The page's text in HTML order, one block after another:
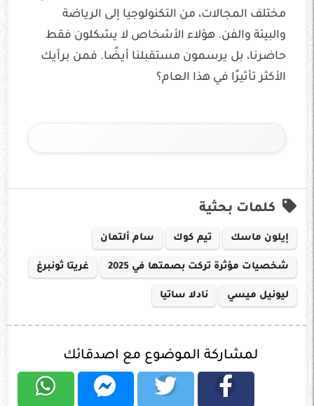
مختلف المجالات، من التكنولوجيا إلى الرياضة
والبيئة والفن. هؤلاء الأشخاص لا يشكلون فقط
حاضرنا، بل يرسمون مستقبلنا أيضًا. فمن برأيك
الأكثر تأثيرًا في هذا العام؟
كلمات بحثية
إيلون ماسك تيم كوك سام ألتمان
شخصيات مؤثرة تركت بصمتها في 2025 غريتا ثونبرغ
ليونيل ميسي نادلا ساتيا
لمشاركة الموضوع مع اصدقائك